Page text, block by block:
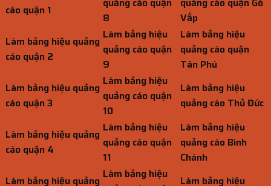
cáo quận 1
8
Vấp
Làm bảng hiệu quảng
cáo quận 2
Làm bảng hiệu
quảng cáo quận
9
Làm bảng hiệu
quảng cáo quận
Tân Phú
Làm bảng hiệu quảng
cáo quận 3
Làm bảng hiệu
quảng cáo quận
10
Làm bảng hiệu
quảng cáo Thủ Đức
Làm bảng hiệu quảng
cáo quận 4
Làm bảng hiệu
quảng cáo quận
11
Làm bảng hiệu
quảng cáo Bình
Chánh
Làm bảng hiệu quảng Làm bảng hiệu
Làm bảng hiệu